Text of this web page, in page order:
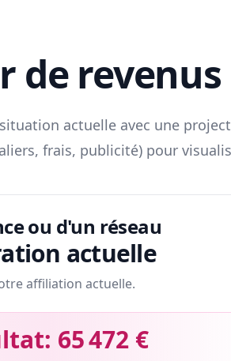
de revenus
actuelle avec une
frais, publicité) pour
ou d'un réseau
actuelle
affiliation actuelle.
65 472 €